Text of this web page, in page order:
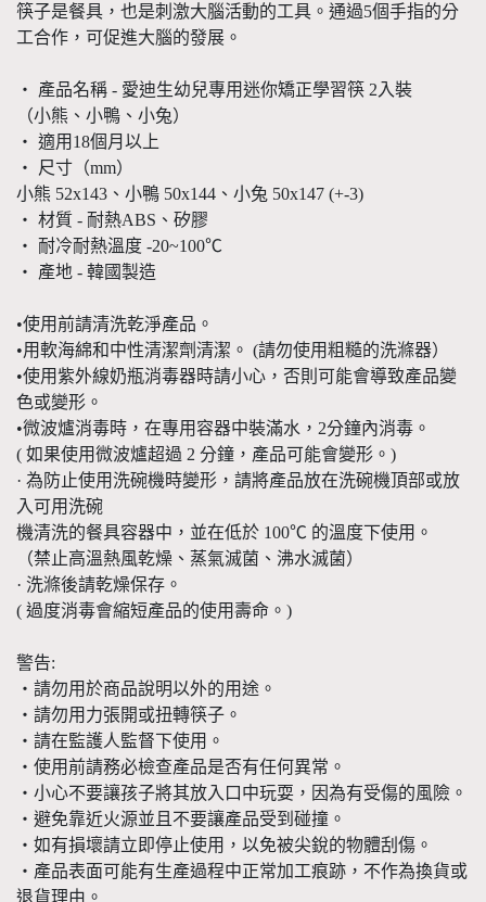
筷子是餐具，也是刺激大腦活動的工具。通過5個手指的分
工合作，可促進大腦的發展。
・ 產品名稱 - 愛迪生幼兒專用迷你矯正學習筷 2入裝
（小熊、小鴨、小兔）
・ 適用18個月以上
・ 尺寸（mm）
小熊 52x143、小鴨 50x144、小兔 50x147 (+-3)
・ 材質 - 耐熱ABS、矽膠
・ 耐冷耐熱溫度 -20~100℃
・ 產地 - 韓國製造
•使用前請清洗乾淨產品。
•用軟海綿和中性清潔劑清潔。 (請勿使用粗糙的洗滌器）
•使用紫外線奶瓶消毒器時請小心，否則可能會導致產品變
色或變形。
•微波爐消毒時，在專用容器中裝滿水，2分鐘內消毒。
( 如果使用微波爐超過 2 分鐘，產品可能會變形。)
· 為防止使用洗碗機時變形，請將產品放在洗碗機頂部或放
入可用洗碗
機清洗的餐具容器中，並在低於 100℃ 的溫度下使用。
（禁止高溫熱風乾燥、蒸氣滅菌、沸水滅菌）
· 洗滌後請乾燥保存。
( 過度消毒會縮短產品的使用壽命。)
警告:
・請勿用於商品說明以外的用途。
・請勿用力張開或扭轉筷子。
・請在監護人監督下使用。
・使用前請務必檢查產品是否有任何異常。
・小心不要讓孩子將其放入口中玩耍，因為有受傷的風險。
・避免靠近火源並且不要讓產品受到碰撞。
・如有損壞請立即停止使用，以免被尖銳的物體刮傷。
・產品表面可能有生產過程中正常加工痕跡，不作為換貨或
退貨理由。